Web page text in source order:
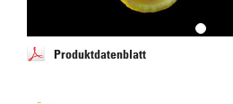
Produktdatenblatt